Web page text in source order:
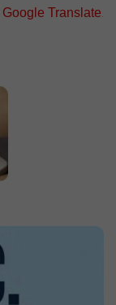
Google Translate